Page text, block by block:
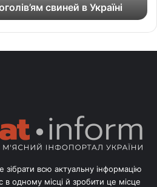
свиней в Україні
зібрати всю актуальну інформацію
в одному місці й зробити це місце